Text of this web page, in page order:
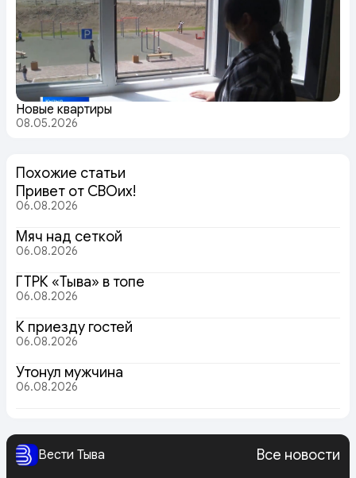
Новые квартиры
08.05.2026
Похожие статьи
Привет от СВОих!
06.08.2026
Мяч над сеткой
06.08.2026
ГТРК «Тыва» в топе
06.08.2026
К приезду гостей
06.08.2026
Утонул мужчина
06.08.2026
Вести Тыва Все новости